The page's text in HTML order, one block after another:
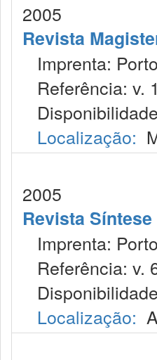
2005
Revista
Imprenta:
Referência: v.
Localização:
2005
Revista
Imprenta:
Referência: v.
Localização: